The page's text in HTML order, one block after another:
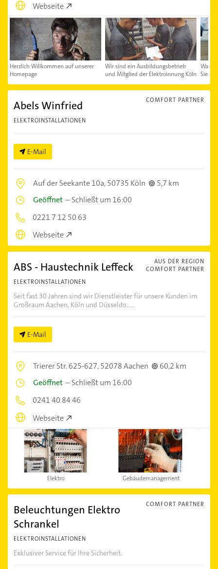
Webseite
Herzlich Willkommen auf unserer
Homepage
Wir sind ein Ausbildungsbetrieb
und Mitglied der Elektroinnung Köln
Was
Sie
COMFORT PARTNER
Abels Winfried
ELEKTROINSTALLATIONEN
E-Mail
Auf der Seekante 10a,50735 Köln
5,7 km
Geöffnet –Schließt um 16:00
0221 7 12 50 63
Webseite
AUS DER REGION
COMFORT PARTNER
ABS - Haustechnik Leffeck
ELEKTROINSTALLATIONEN
Seit fast 30 Jahren sind wir Dienstleister für unsere Kunden im
Großraum Aachen, Köln und Düsseldo.....
E-Mail
Trierer Str. 625-627,52078 Aachen
60,2 km
Geöffnet –Schließt um 16:00
0241 40 84 46
Webseite
Elektro Gebäudemanagement
COMFORT PARTNER
Beleuchtungen Elektro
Schrankel
ELEKTROINSTALLATIONEN
Exklusiver Service für Ihre Sicherheit.